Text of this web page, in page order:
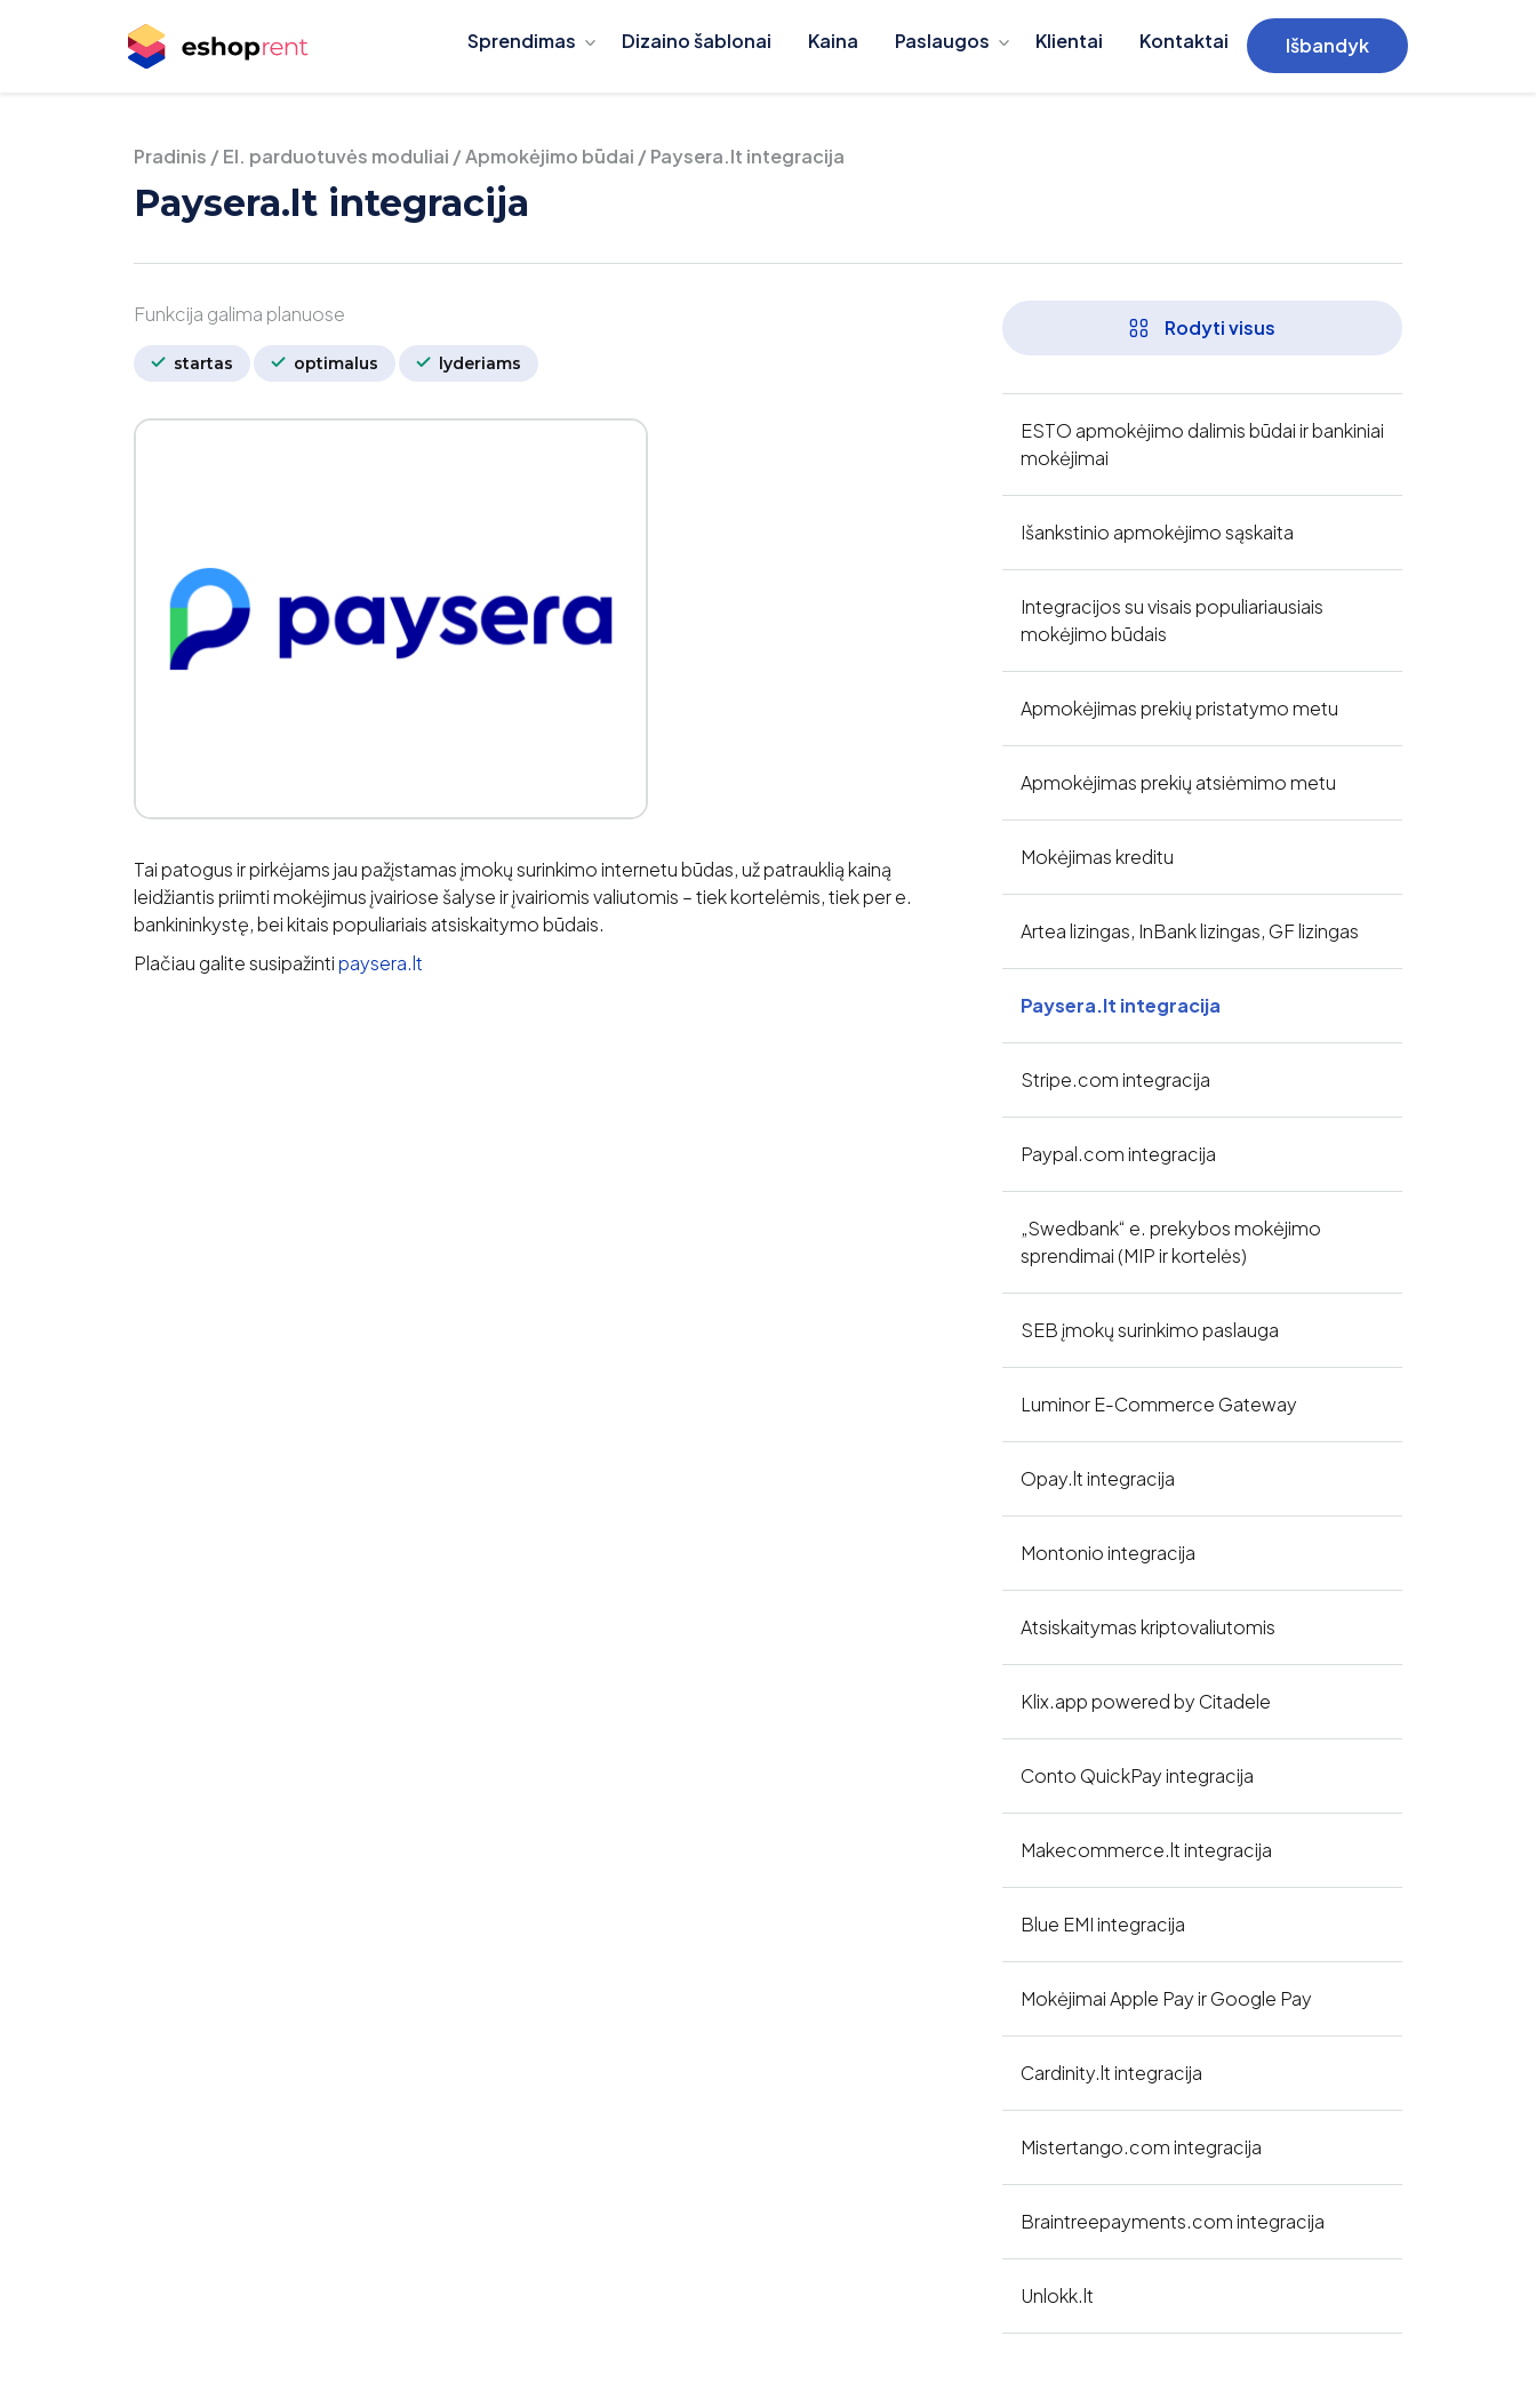
Sprendimas Dizaino šablonai Kaina Paslaugos Klientai Kontaktai Išbandyk
Pradinis /El. parduotuvės moduliai /Apmokėjimo būdai /Paysera.lt integracija
Paysera.lt integracija
Funkcija galima planuose
startas optimalus lyderiams
Tai patogus ir pirkėjams jau pažįstamas įmokų surinkimo internetu būdas, už patrauklią kainą
leidžiantis priimti mokėjimus įvairiose šalyse ir įvairiomis valiutomis – tiek kortelėmis, tiek per e.
bankininkystę, bei kitais populiariais atsiskaitymo būdais.
Plačiau galite susipažintipaysera.lt
Rodyti visus
ESTO apmokėjimo dalimis būdai ir bankiniai
mokėjimai
Išankstinio apmokėjimo sąskaita
Integracijos su visais populiariausiais
mokėjimo būdais
Apmokėjimas prekių pristatymo metu
Apmokėjimas prekių atsiėmimo metu
Mokėjimas kreditu
Artea lizingas, InBank lizingas, GF lizingas
Paysera.lt integracija
Stripe.com integracija
Paypal.com integracija
„Swedbank“ e. prekybos mokėjimo
sprendimai (MIP ir kortelės)
SEB įmokų surinkimo paslauga
Luminor E-Commerce Gateway
Opay.lt integracija
Montonio integracija
Atsiskaitymas kriptovaliutomis
Klix.app powered by Citadele
Conto QuickPay integracija
Makecommerce.lt integracija
Blue EMI integracija
Mokėjimai Apple Pay ir Google Pay
Cardinity.lt integracija
Mistertango.com integracija
Braintreepayments.com integracija
Unlokk.lt